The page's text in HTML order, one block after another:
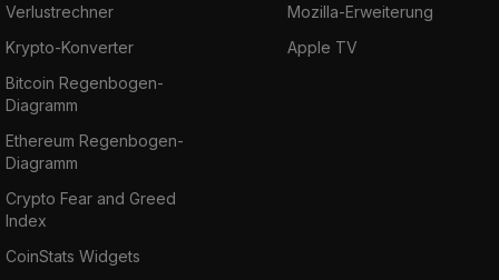
Verlustrechner
Krypto-Konverter
Bitcoin Regenbogen-
Diagramm
Ethereum Regenbogen-
Diagramm
Crypto Fear and Greed
Index
CoinStats Widgets
Mozilla-Erweiterung
Apple TV